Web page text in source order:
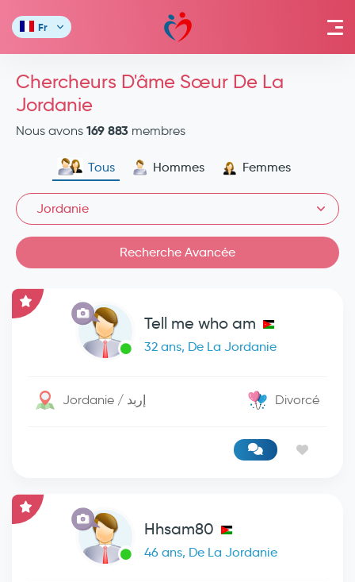
Fr
Chercheurs D'âme Sœur De La
Jordanie
Nous avons 169 883 membres
Tous Hommes Femmes
Jordanie
Recherche Avancée
Tell me who am
32 ans, De La Jordanie
Jordanie / إربد Divorcé
Hhsam80
46 ans, De La Jordanie